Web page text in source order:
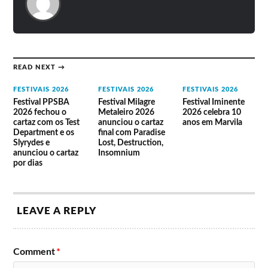
Palco Sagres
Honne
Sharon Van
Etten
Xavier Rudd
Loyle Carner
ETC
Pip Blom
RY X
Johnny Marr
Tash Sultana
Grace Jones
Deejay
Blackouts
Gavin
James
Jaguar
Samm
Henshaw
Soho Soho
READ NEXT →
FESTIVAIS 2026
Festival PPSBA
2026 fechou o
cartaz com os Test
Department e os
Slyrydes e
anunciou o cartaz
por dias
FESTIVAIS 2026
Festival Milagre
Metaleiro 2026
anunciou o cartaz
final com Paradise
Lost, Destruction,
Insomnium
FESTIVAIS 2026
Festival Iminente
2026 celebra 10
anos em Marvila
LEAVE A REPLY
Comment*